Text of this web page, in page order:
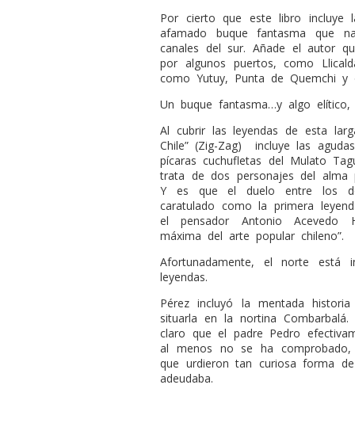
Por cierto que este libro incluye
afamado buque fantasma que
canales del sur. Añade el autor
por algunos puertos, como
como Yutuy, Punta de Quemchi y
Un buque fantasma…y algo elítico,
Al cubrir las leyendas de esta
Chile” (Zig-Zag)
incluye las
pícaras cuchufletas del Mulato
trata de dos personajes del alma
Y es que el duelo entre los
caratulado como la primera
el pensador Antonio Acevedo
máxima del arte popular chileno”.
Afortunadamente, el norte
leyendas.
Pérez incluyó la mentada
situarla en la nortina
claro que el padre Pedro
al menos no se ha
que urdieron tan curiosa forma
adeudaba.